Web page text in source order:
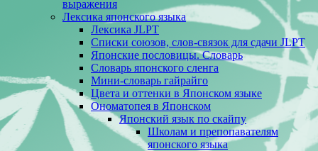
выражения
Лексика японского языка
Лексика JLPT
Списки союзов, слов-связок для сдачи JLPT
Японские пословицы. Словарь
Словарь японского сленга
Мини-словарь гайрайго
Цвета и оттенки в Японском языке
Ономатопея в Японском
Японский язык по скайпу
Школам и препопавателям
японского языка